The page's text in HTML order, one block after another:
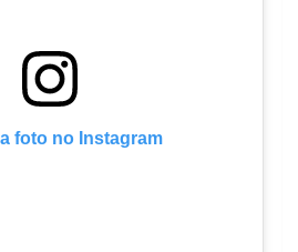
foto no Instagram